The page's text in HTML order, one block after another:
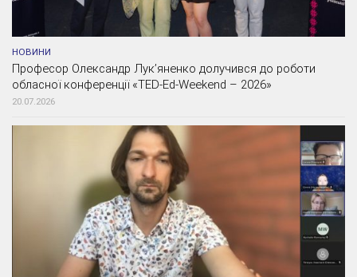
НОВИНИ
Професор Олександр Лук’яненко долучився до роботи
обласної конференції «TED-Ed-Weekend – 2026»
20.07.2026